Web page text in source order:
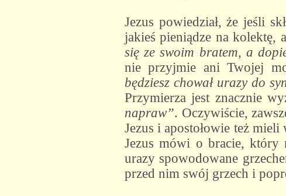
Jezus powiedział, że jeśli
jakieś pieniądze na kolektę,
się ze swoim bratem, a
nie przyjmie ani Twojej
będziesz chował urazy do
Przymierza jest znacznie
napraw”. Oczywiście,
Jezus i apostołowie też
Jezus mówi o bracie,
urazy spowodowane
przed nim swój grzech i